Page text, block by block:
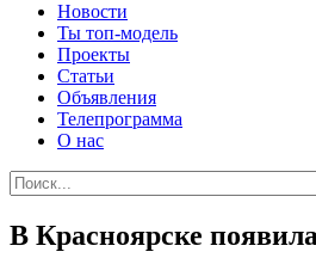
Новости
Ты топ-модель
Проекты
Статьи
Объявления
Телепрограмма
О нас
В Красноярске